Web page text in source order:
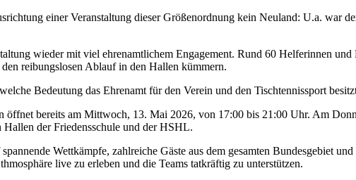
einer Veranstaltung dieser Größenordnung kein Neuland: U.a. war
wieder mit viel ehrenamtlichem Engagement. Rund 60 Helferinnen
reibungslosen Ablauf in den Hallen kümmern.
Bedeutung das Ehrenamt für den Verein und den Tischtennissport
öffnet bereits am Mittwoch, 13. Mai 2026, von 17:00 bis 21:00 Uhr. Am
der Friedensschule und der HSHL.
Wettkämpfe, zahlreiche Gäste aus dem gesamten Bundesgebiet
live zu erleben und die Teams tatkräftig zu unterstützen.